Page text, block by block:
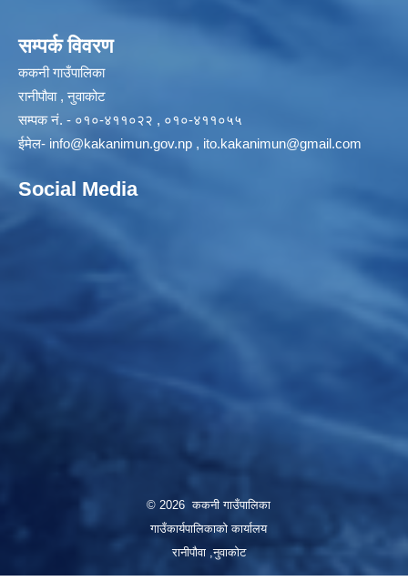
सम्पर्क विवरण
ककनी गाउँपालिका
रानीपौवा , नुवाकोट
सम्पक नं. - ०१०-४११०२२ , ०१०-४११०५५
ईमेल- info@kakanimun.gov.np , ito.kakanimun@gmail.com
Social Media
© 2026 ककनी गाउँपालिका
गाउँकार्यपालिकाको कार्यालय
रानीपौवा ,नुवाकोट